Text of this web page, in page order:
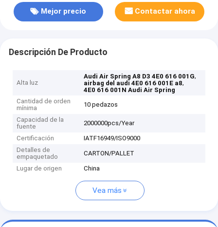
Mejor precio Contactar ahora
Descripción De Producto
Alta luz
Audi Air Spring A8 D3 4E0 616 001G,
airbag del audi 4E0 616 001E a8,
4E0 616 001N Audi Air Spring
Cantidad de orden
mínima
10 pedazos
Capacidad de la
fuente
2000000pcs/Year
Certificación
IATF16949/ISO9000
Detalles de
empaquetado
CARTON/PALLET
Lugar de origen China
Vea más